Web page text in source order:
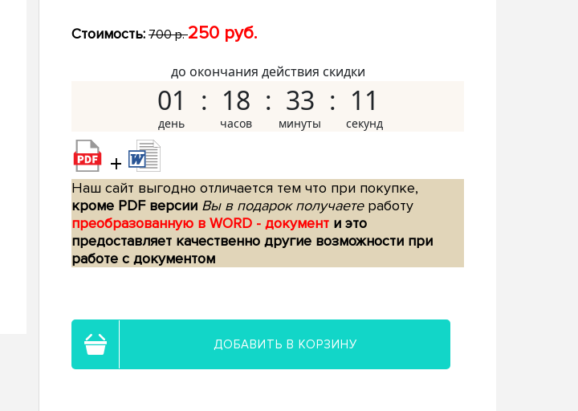
Стоимость: 700 р.250 руб.
до окончания действия скидки
01 18 33 10
+
Наш сайт выгодно отличается тем что при покупке,
кроме PDF версии Вы в подарок получаетеработу
преобразованную в WORD - документ и это
предоставляет качественно другие возможности при
работе с документом
ДОБАВИТЬ В КОРЗИНУ